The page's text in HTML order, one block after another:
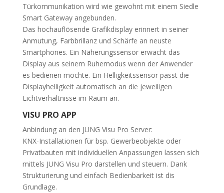
Türkommunikation wird wie gewohnt mit einem Siedle
Smart Gateway angebunden.
Das hochauflösende Grafikdisplay erinnert in seiner
Anmutung, Farbbrillanz und Schärfe an neuste
Smartphones. Ein Näherungssensor erwacht das
Display aus seinem Ruhemodus wenn der Anwender
es bedienen möchte. Ein Helligkeitssensor passt die
Displayhelligkeit automatisch an die jeweiligen
Lichtverhältnisse im Raum an.
VISU PRO APP
Anbindung an den JUNG Visu Pro Server:
KNX-Installationen für bsp. Gewerbeobjekte oder
Privatbauten mit individuellen Anpassungen lassen sich
mittels JUNG Visu Pro darstellen und steuern. Dank
Strukturierung und einfach Bedienbarkeit ist dis
Grundlage.